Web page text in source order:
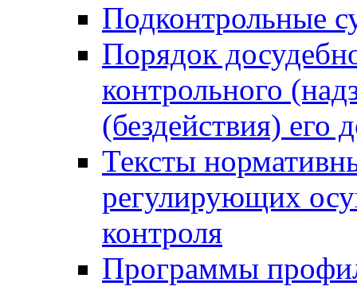
Подконтрольные
Порядок
контрольного
(бездействия)
Тексты
регулирующих
контроля
Программы